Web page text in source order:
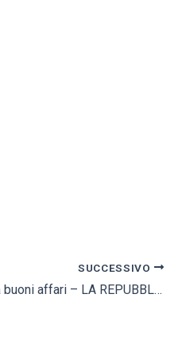
SUCCESSIVO
Approvato il bilancio La multiutility Acea fa buoni affari – LA REPUBBLICA ED. TORINO Economia